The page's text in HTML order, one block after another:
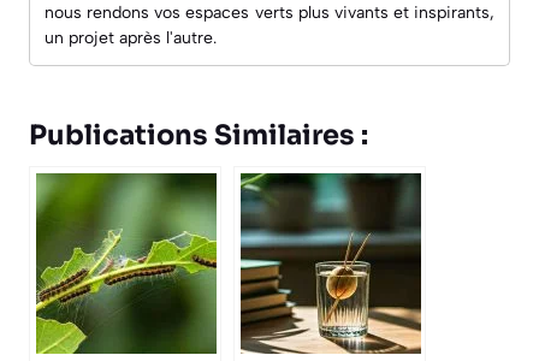
nous rendons vos espaces verts plus vivants et inspirants,
un projet après l'autre.
Publications Similaires :